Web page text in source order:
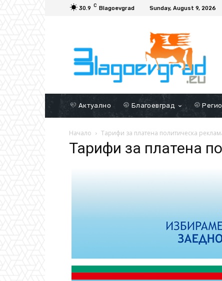
30.9 C Blagoevgrad Sunday, August 9, 2026
Актуално Благоевград
Начало Тарифи за платена политическа
Тарифи за платена